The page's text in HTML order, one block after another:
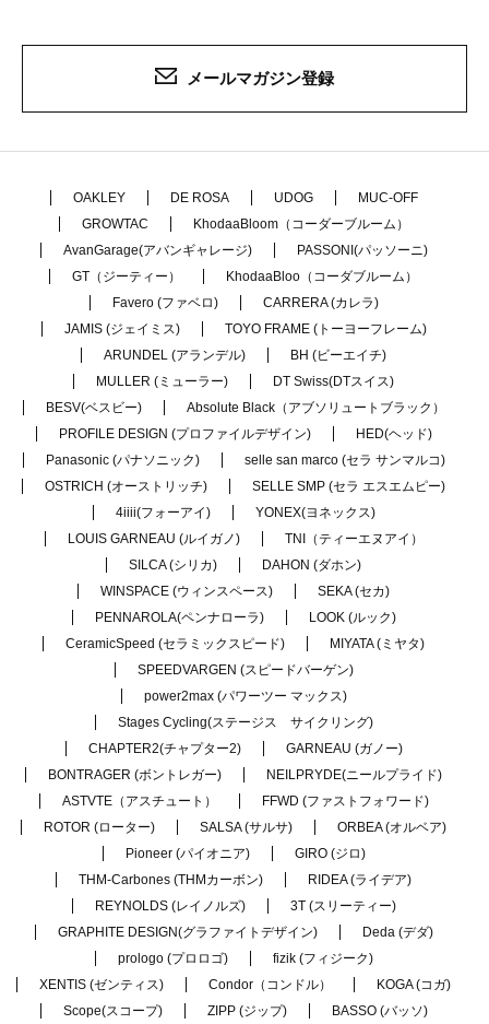
メールマガジン登録
OAKLEY DE ROSA UDOG
MUC-OFF
GROWTAC
KhodaaBloom（コーダーブルーム）
AvanGarage(アバンギャレージ)
PASSONI(パッソーニ)
GT（ジーティー）
KhodaaBloo（コーダブルーム）
Favero (ファベロ)
CARRERA (カレラ)
JAMIS (ジェイミス)
TOYO FRAME (トーヨーフレーム)
ARUNDEL (アランデル)
BH (ビーエイチ)
MULLER (ミューラー)
DT Swiss(DTスイス)
BESV(ベスビー)
Absolute Black（アブソリュートブラック）
PROFILE DESIGN (プロファイルデザイン)
HED(ヘッド)
Panasonic (パナソニック)
selle san marco (セラ サンマルコ)
OSTRICH (オーストリッチ)
SELLE SMP (セラ エスエムピー)
4iiii(フォーアイ)
YONEX(ヨネックス)
LOUIS GARNEAU (ルイガノ)
TNI（ティーエヌアイ）
SILCA (シリカ)
DAHON (ダホン)
WINSPACE (ウィンスペース)
SEKA (セカ)
PENNAROLA(ペンナローラ)
LOOK (ルック)
CeramicSpeed (セラミックスピード)
MIYATA (ミヤタ)
SPEEDVARGEN (スピードバーゲン)
power2max (パワーツー マックス)
Stages Cycling(ステージス サイクリング)
CHAPTER2(チャプター2)
GARNEAU (ガノー)
BONTRAGER (ボントレガー)
NEILPRYDE(ニールプライド)
ASTVTE（アスチュート）
FFWD (ファストフォワード)
ROTOR (ローター)
SALSA (サルサ)
ORBEA (オルベア)
Pioneer (パイオニア)
GIRO (ジロ)
THM-Carbones (THMカーボン)
RIDEA (ライデア)
REYNOLDS (レイノルズ)
3T (スリーティー)
GRAPHITE DESIGN(グラファイトデザイン)
Deda (デダ)
prologo (プロロゴ)
fizik (フィジーク)
XENTIS (ゼンティス)
Condor（コンドル）
KOGA (コガ)
Scope(スコープ)
ZIPP (ジップ)
BASSO (バッソ)